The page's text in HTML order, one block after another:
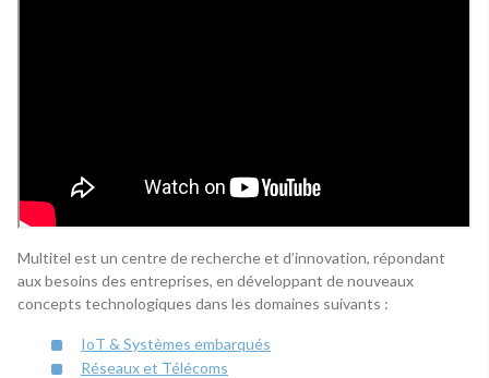
Multitel est un centre de recherche et d’innovation, répondant
aux besoins des entreprises, en développant de nouveaux
concepts technologiques dans les domaines suivants :
IoT & Systèmes embarqués
Réseaux et Télécoms